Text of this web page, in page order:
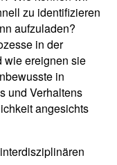
zu identifizieren
aufzuladen?
in der
wie ereignen sie
in
und Verhaltens
angesichts